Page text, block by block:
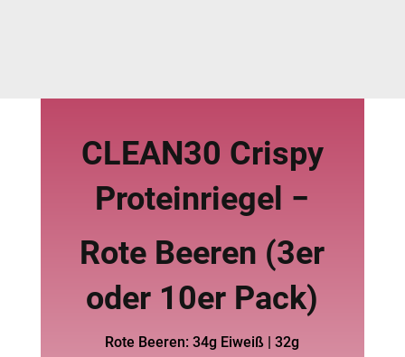
CLEAN30 Crispy
Proteinriegel −
Rote Beeren (3er
oder 10er Pack)
Rote Beeren: 34g Eiweiß | 32g